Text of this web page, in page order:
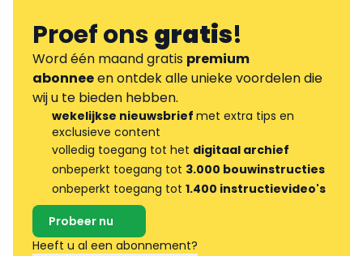
Proef onsgratis!
Word één maand gratis premium
abonneeen ontdek alle unieke voordelen die
wij u te bieden hebben.
wekelijkse nieuwsbrief met extra tips en
exclusieve content
volledig toegang tot het digitaal archief
onbeperkt toegang tot 3.000 bouwinstructies
onbeperkt toegang tot 1.400 instructievideo's
Probeer nu
Heeft u al een abonnement?